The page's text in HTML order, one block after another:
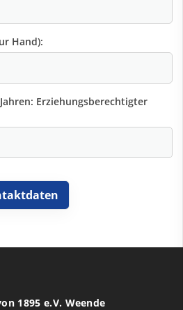
Hand):
Erziehungsberechtigter
1895 e.V. Weende